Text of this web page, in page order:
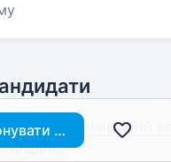
вакансію
фінансовий